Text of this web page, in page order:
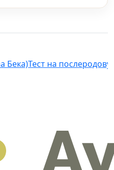
Бека)Тест на